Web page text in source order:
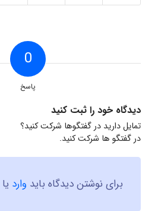
0
پاسخ
دیدگاه خود را ثبت کنید
تمایل دارید در گفتگوها شرکت کنید؟
در گفتگو ها شرکت کنید.
برای نوشتن دیدگاه باید وارد یا